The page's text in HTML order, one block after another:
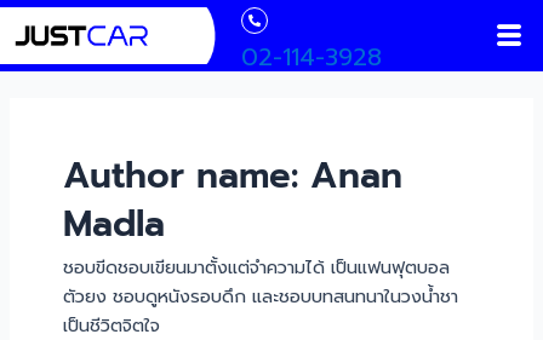
Skip
to
content
02-114-3928
Author name: Anan
Madla
ชอบขีดชอบเขียนมาตั้งแต่จำความได้ เป็นแฟนฟุตบอล
ตัวยง ชอบดูหนังรอบดึก และชอบบทสนทนาในวงน้ำชา
เป็นชีวิตจิตใจ
Post
pagination